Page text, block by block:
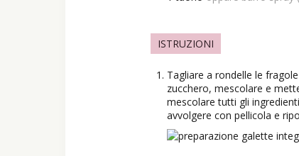
ISTRUZIONI
Tagliare a rondelle le
zucchero, mescolare e
mescolare tutti gli
avvolgere con pellicola e